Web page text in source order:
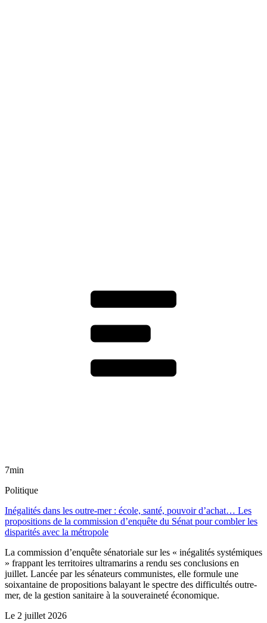
7min
Politique
Inégalités dans les outre-mer : école, santé, pouvoir d’achat… Les
propositions de la commission d’enquête du Sénat pour combler les
disparités avec la métropole
La commission d’enquête sénatoriale sur les « inégalités systémiques
» frappant les territoires ultramarins a rendu ses conclusions en
juillet. Lancée par les sénateurs communistes, elle formule une
soixantaine de propositions balayant le spectre des difficultés outre-
mer, de la gestion sanitaire à la souveraineté économique.
Le 2 juillet 2026